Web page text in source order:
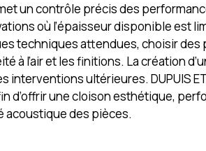
un contrôle précis des
où l’épaisseur disponible est
techniques attendues, choisir des
à l’air et les finitions. La création
ultérieures. DUPUIS
d’offrir une cloison esthétique,
acoustique des pièces.